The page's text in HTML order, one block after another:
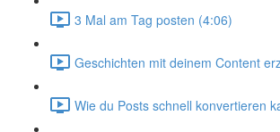
3 Mal am Tag posten (4:06)
Geschichten mit deinem Content
Wie du Posts schnell konvertieren